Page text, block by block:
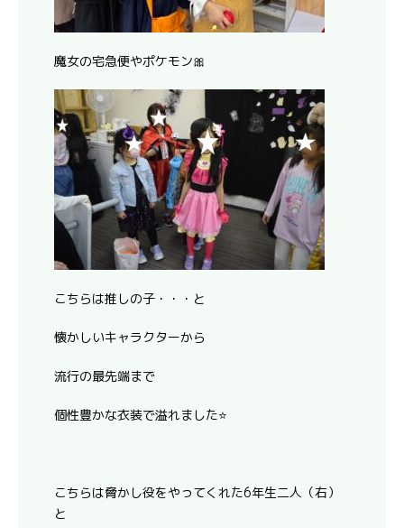
魔女の宅急便やポケモン🎀
こちらは推しの子・・・と
懐かしいキャラクターから
流行の最先端まで
個性豊かな衣装で溢れました⭐
こちらは脅かし役をやってくれた6年生二人（右）
と